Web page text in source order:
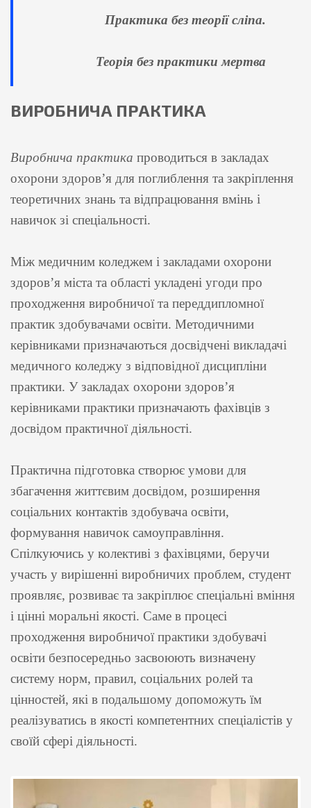
Практика без теорії сліпа.
Теорія без практики мертва
ВИРОБНИЧА ПРАКТИКА
Виробнича практика проводиться в закладах
охорони здоров’я для поглиблення та закріплення
теоретичних знань та відпрацювання вмінь і
навичок зі спеціальності.
Між медичним коледжем і закладами охорони
здоров’я міста та області укладені угоди про
проходження виробничої та переддипломної
практик здобувачами освіти. Методичними
керівниками призначаються досвідчені викладачі
медичного коледжу з відповідної дисципліни
практики. У закладах охорони здоров’я
керівниками практики призначають фахівців з
досвідом практичної діяльності.
Практична підготовка створює умови для
збагачення життєвим досвідом, розширення
соціальних контактів здобувача освіти,
формування навичок самоуправління.
Спілкуючись у колективі з фахівцями, беручи
участь у вирішенні виробничих проблем, студент
проявляє, розвиває та закріплює спеціальні вміння
і цінні моральні якості. Саме в процесі
проходження виробничої практики здобувачі
освіти безпосередньо засвоюють визначену
систему норм, правил, соціальних ролей та
цінностей, які в подальшому допоможуть їм
реалізуватись в якості компетентних спеціалістів у
своїй сфері діяльності.